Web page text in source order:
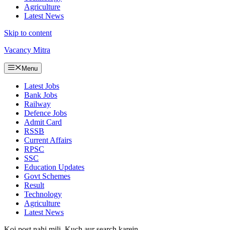
Agriculture
Latest News
Skip to content
Vacancy Mitra
Menu
Latest Jobs
Bank Jobs
Railway
Defence Jobs
Admit Card
RSSB
Current Affairs
RPSC
SSC
Education Updates
Govt Schemes
Result
Technology
Agriculture
Latest News